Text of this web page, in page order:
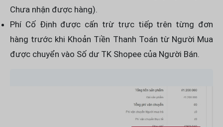
Chưa nhận được hàng).
Phí Cố Định được cấn trừ trực tiếp trên từng đơn
hàng trước khi Khoản Tiền Thanh Toán từ Người Mua
được chuyển vào Số dư TK Shopee của Người Bán.